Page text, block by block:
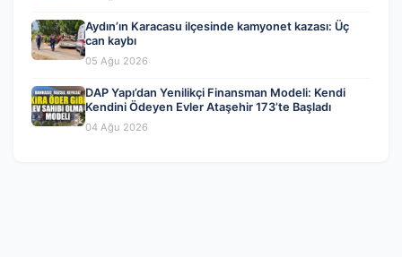
Aydın’ın Karacasu ilçesinde kamyonet kazası: Üç
can kaybı
05 Ağu 2026
DAP Yapı’dan Yenilikçi Finansman Modeli: Kendi
Kendini Ödeyen Evler Ataşehir 173’te Başladı
04 Ağu 2026